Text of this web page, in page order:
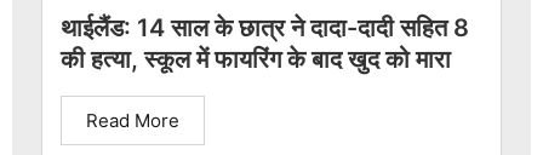
थाईलैंड: 14 साल के छात्र ने दादा-दादी सहित 8
की हत्या, स्कूल में फायरिंग के बाद खुद को मारा
Read More